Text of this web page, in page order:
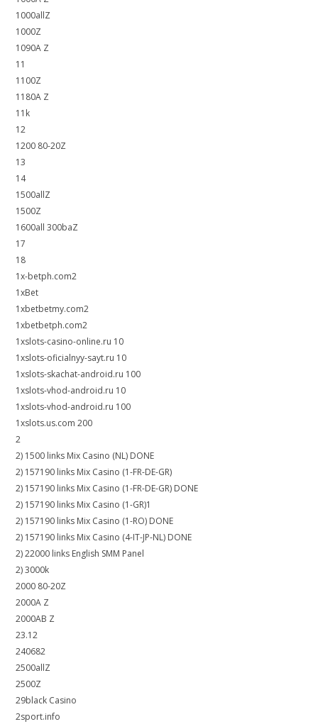
1000allZ
1000Z
1090A Z
11
1100Z
1180A Z
11k
12
1200 80-20Z
13
14
1500allZ
1500Z
1600all 300baZ
17
18
1x-betph.com2
1xBet
1xbetbetmy.com2
1xbetbetph.com2
1xslots-casino-online.ru 10
1xslots-oficialnyy-sayt.ru 10
1xslots-skachat-android.ru 100
1xslots-vhod-android.ru 10
1xslots-vhod-android.ru 100
1xslots.us.com 200
2
2) 1500 links Mix Casino (NL) DONE
2) 157190 links Mix Casino (1-FR-DE-GR)
2) 157190 links Mix Casino (1-FR-DE-GR) DONE
2) 157190 links Mix Casino (1-GR)1
2) 157190 links Mix Casino (1-RO) DONE
2) 157190 links Mix Casino (4-IT-JP-NL) DONE
2) 22000 links English SMM Panel
2) 3000k
2000 80-20Z
2000A Z
2000AB Z
23.12
240682
2500allZ
2500Z
29black Casino
2sport.info